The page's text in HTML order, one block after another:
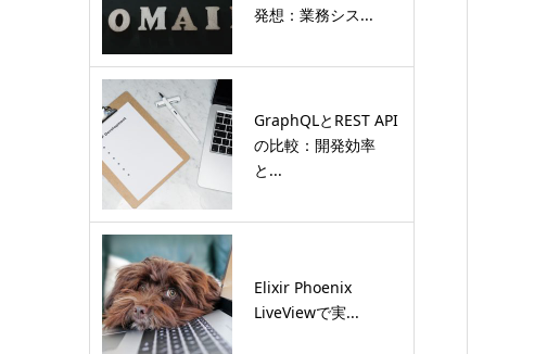
発想：業務シス...
GraphQLとREST API
の比較：開発効率
と...
Elixir Phoenix
LiveViewで実...